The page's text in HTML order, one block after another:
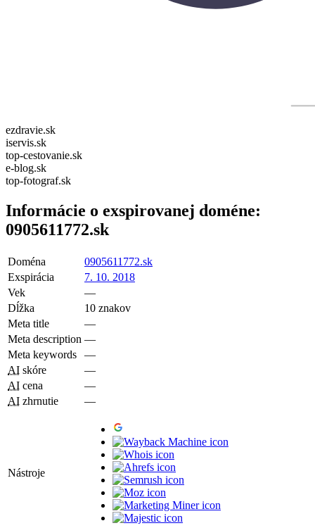
ezdravie.sk
iservis.sk
top-cestovanie.sk
e-blog.sk
top-fotograf.sk
Informácie o exspirovanej doméne:
0905611772.sk
Doména
0905611772.sk
Exspirácia
7. 10. 2018
Vek
—
Dĺžka
10 znakov
Meta title
—
Meta description —
Meta keywords
—
AI skóre
—
AI cena
—
AI zhrnutie —
Nástroje